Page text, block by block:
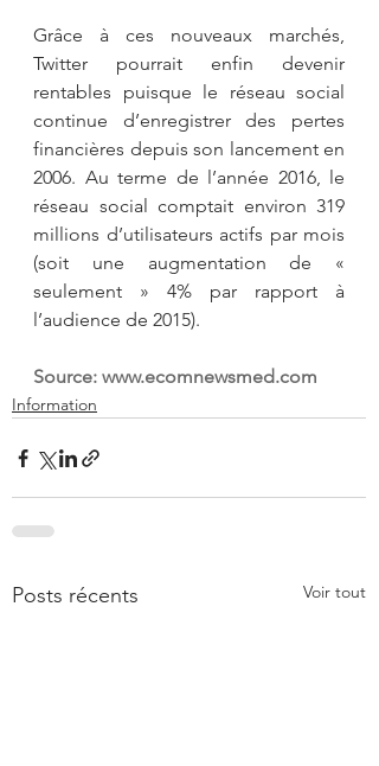
Grâce à ces nouveaux marchés,
Twitter pourrait enfin devenir
rentables puisque le réseau social
continue d’enregistrer des pertes
financières depuis son lancement en
2006. Au terme de l’année 2016, le
réseau social comptait environ 319
millions d’utilisateurs actifs par mois
(soit une augmentation de «
seulement » 4% par rapport à
l’audience de 2015).
Source: www.ecomnewsmed.com
Information
Posts récents Voir tout